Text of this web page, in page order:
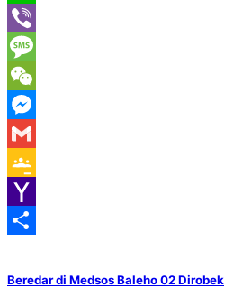
Line
Viber
Message
WeChat
Messenger
Gmail
Google
Classroom
Yahoo
Beredar di Medsos Baleho 02 Dirobek